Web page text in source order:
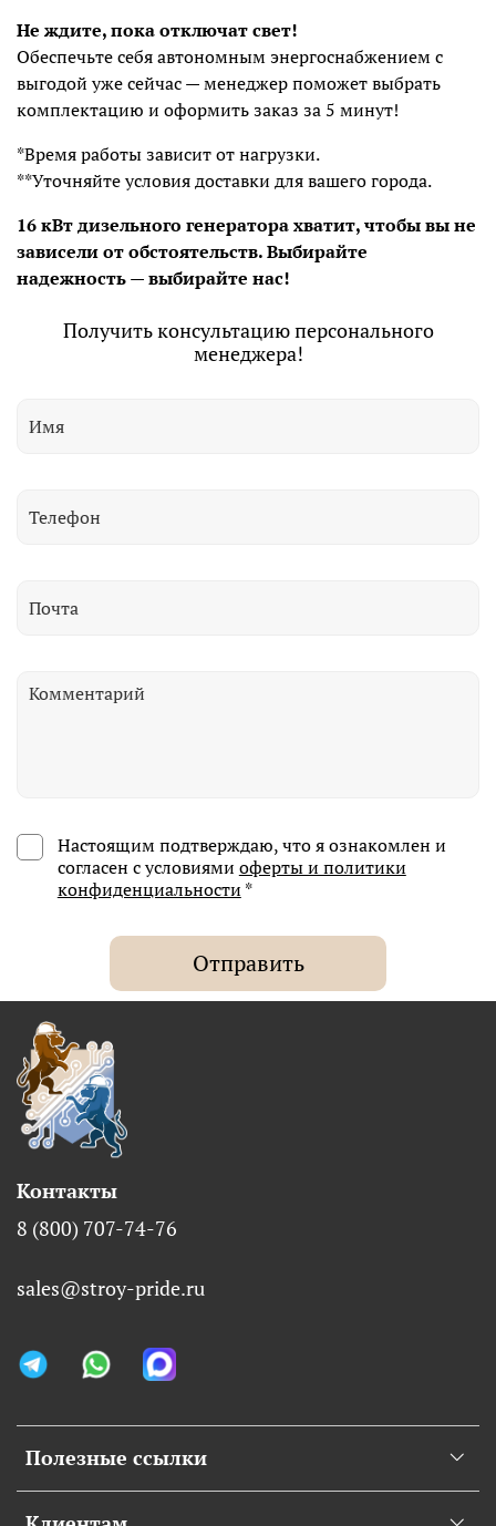
Не ждите, пока отключат свет!
Обеспечьте себя автономным энергоснабжением с
выгодой уже сейчас — менеджер поможет выбрать
комплектацию и оформить заказ за 5 минут!
*Время работы зависит от нагрузки.
**Уточняйте условия доставки для вашего города.
16 кВт дизельного генератора хватит, чтобы вы не
зависели от обстоятельств. Выбирайте
надежность — выбирайте нас!
Получить консультацию персонального
менеджера!
Настоящим подтверждаю, что я ознакомлен и
согласен с условиями оферты и политики
конфиденциальности *
Отправить
Полезные ссылки
Контакты
8 (800) 707-74-76
sales@stroy-pride.ru